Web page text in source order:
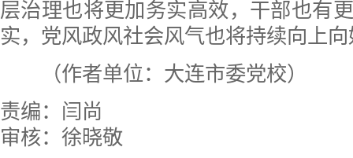
层治理也将更加务实高效，干部也有
实，党风政风社会风气也将持续向上
（作者单位：大连市委党校）
责编：闫尚
审核：徐晓敬